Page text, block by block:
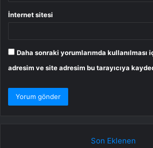
İnternet sitesi
Daha sonraki yorumlarımda kullanılması
adresim ve site adresim bu tarayıcıya
Son Eklenen